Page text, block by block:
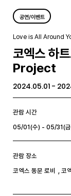
공연/이벤트
Love is All Around
코엑스 하
Project
2024.05.01 -
관람 시간
05/01(수) - 05/31(
관람 장소
코엑스 동문 로비 , 코